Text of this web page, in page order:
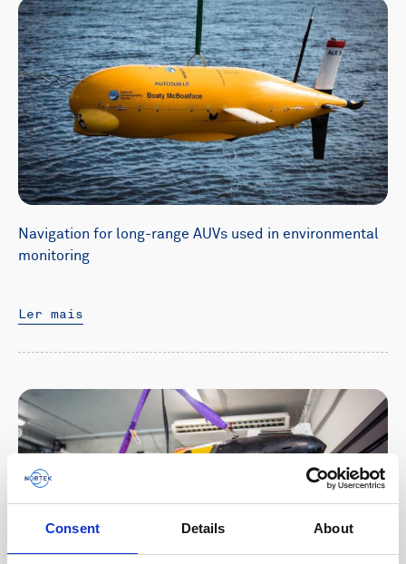
Consent Details About
Navigation for long-range AUVs used in environmental
monitoring
Ler mais